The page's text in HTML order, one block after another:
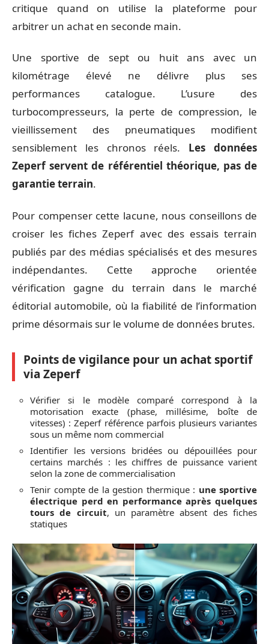
critique quand on utilise la plateforme pour
arbitrer un achat en seconde main.
Une sportive de sept ou huit ans avec un
kilométrage élevé ne délivre plus ses
performances catalogue. L’usure des
turbocompresseurs, la perte de compression, le
vieillissement des pneumatiques modifient
sensiblement les chronos réels. Les données
Zeperf servent de référentiel théorique, pas de
garantie terrain.
Pour compenser cette lacune, nous conseillons de
croiser les fiches Zeperf avec des essais terrain
publiés par des médias spécialisés et des mesures
indépendantes. Cette approche orientée
vérification gagne du terrain dans le marché
éditorial automobile, où la fiabilité de l’information
prime désormais sur le volume de données brutes.
Points de vigilance pour un achat sportif
via Zeperf
Vérifier si le modèle comparé correspond à la
motorisation exacte (phase, millésime, boîte de
vitesses) : Zeperf référence parfois plusieurs variantes
sous un même nom commercial
Identifier les versions bridées ou dépouillées pour
certains marchés : les chiffres de puissance varient
selon la zone de commercialisation
Tenir compte de la gestion thermique : une sportive
électrique perd en performance après quelques
tours de circuit, un paramètre absent des fiches
statiques